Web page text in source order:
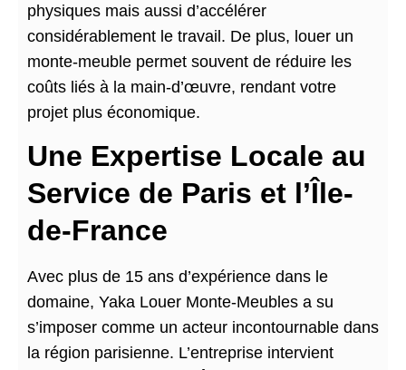
physiques mais aussi d’accélérer
considérablement le travail. De plus, louer un
monte-meuble permet souvent de réduire les
coûts liés à la main-d’œuvre, rendant votre
projet plus économique.
Une Expertise Locale au
Service de Paris et l’Île-
de-France
Avec plus de 15 ans d’expérience dans le
domaine, Yaka Louer Monte-Meubles a su
s’imposer comme un acteur incontournable dans
la région parisienne. L’entreprise intervient